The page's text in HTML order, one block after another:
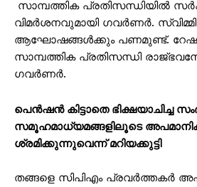
സാമ്പത്തിക പ്രതിസന്ധിയിൽ
വിമർശനവുമായി ഗവർണർ.
ആഘോഷങ്ങൾക്കും പണമുണ്ട്.
സാമ്പത്തിക പ്രതിസന്ധി
ഗവർണർ.
പെൻഷൻ കിട്ടാതെ ഭിക്ഷയാചിച്ച
സമൂഹമാധ്യമങ്ങളിലൂടെ
ശ്രമിക്കുന്നുവെന്ന് മറിയക്കുട്ടി
തങ്ങളെ സിപിഎം പ്രവർത്തകർ